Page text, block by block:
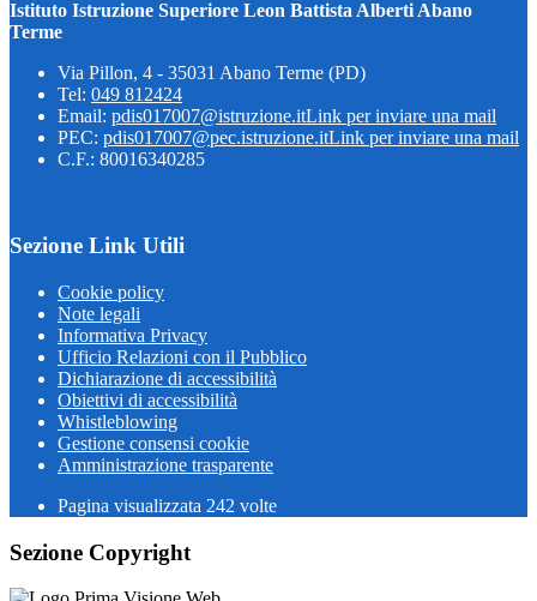
Istituto Istruzione Superiore Leon Battista Alberti Abano
Terme
Via Pillon, 4 - 35031 Abano Terme (PD)
Tel: 049 812424
Email: pdis017007@istruzione.itLink per inviare una mail
PEC: pdis017007@pec.istruzione.itLink per inviare una mail
C.F.: 80016340285
Sezione Link Utili
Cookie policy
Note legali
Informativa Privacy
Ufficio Relazioni con il Pubblico
Dichiarazione di accessibilità
Obiettivi di accessibilità
Whistleblowing
Gestione consensi cookie
Amministrazione trasparente
Pagina visualizzata 242 volte
Sezione Copyright